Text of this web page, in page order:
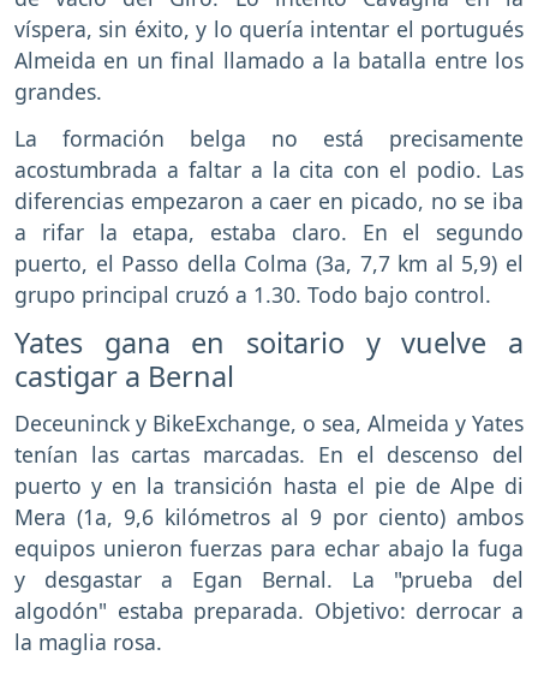
víspera, sin éxito, y lo quería intentar el portugués
Almeida en un final llamado a la batalla entre los
grandes.
La formación belga no está precisamente
acostumbrada a faltar a la cita con el podio. Las
diferencias empezaron a caer en picado, no se iba
a rifar la etapa, estaba claro. En el segundo
puerto, el Passo della Colma (3a, 7,7 km al 5,9) el
grupo principal cruzó a 1.30. Todo bajo control.
Yates gana en soitario y vuelve a
castigar a Bernal
Deceuninck y BikeExchange, o sea, Almeida y Yates
tenían las cartas marcadas. En el descenso del
puerto y en la transición hasta el pie de Alpe di
Mera (1a, 9,6 kilómetros al 9 por ciento) ambos
equipos unieron fuerzas para echar abajo la fuga
y desgastar a Egan Bernal. La "prueba del
algodón" estaba preparada. Objetivo: derrocar a
la maglia rosa.